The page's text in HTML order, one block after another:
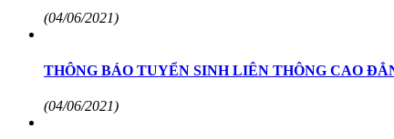
(04/06/2021)
THÔNG BÁO TUYỂN SINH LIÊN THÔNG CAO
(04/06/2021)